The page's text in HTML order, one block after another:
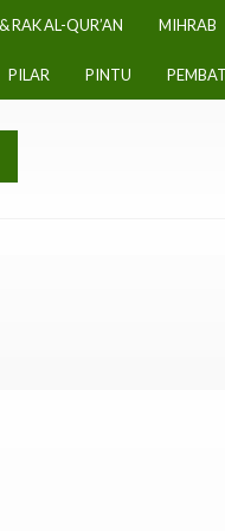
RAK AL-QUR’AN MIHRAB
PILAR PINTU